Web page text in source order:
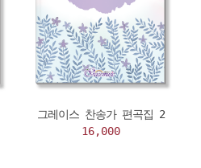
그레이스 찬송가 편곡집 2
16,000